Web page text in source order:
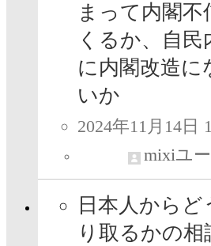
まって内閣不
くるか、自
に内閣改造に
いか
2024年11月14日
mixiユ
日本人から
り取るかの